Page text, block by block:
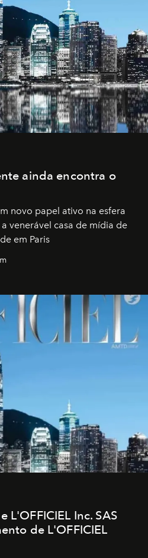
ainda encontra o
novo papel ativo na esfera
venerável casa de mídia de
em Paris
L'OFFICIEL Inc. SAS
de L'OFFICIEL